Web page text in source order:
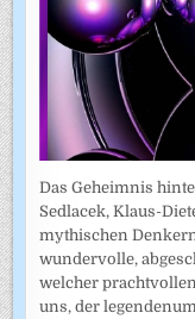
Das Geheimnis
Sedlacek, Klaus-
mythischen
wundervolle,
welcher
uns, der